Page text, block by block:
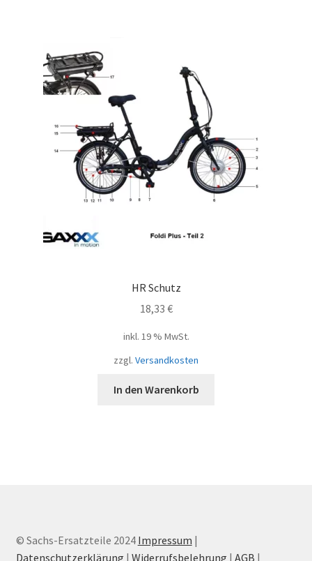
HR Schutz
18,33 €
inkl. 19 % MwSt.
zzgl. Versandkosten
In den Warenkorb
© Sachs-Ersatzteile 2024 Impressum |
Datenschutzerklärung | Widerrufsbelehrung | AGB |